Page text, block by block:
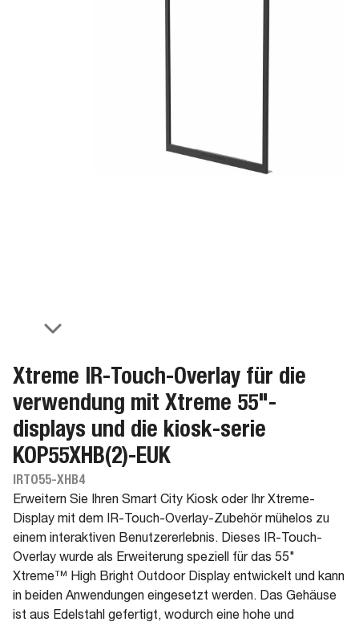
Xtreme IR-Touch-Overlay für die
verwendung mit Xtreme 55"-
displays und die kiosk-serie
KOP55XHB(2)-EUK
IRTO55-XHB4
Erweitern Sie Ihren Smart City Kiosk oder Ihr Xtreme-
Display mit dem IR-Touch-Overlay-Zubehör mühelos zu
einem interaktiven Benutzererlebnis. Dieses IR-Touch-
Overlay wurde als Erweiterung speziell für das 55"
Xtreme™ High Bright Outdoor Display entwickelt und kann
in beiden Anwendungen eingesetzt werden. Das Gehäuse
ist aus Edelstahl gefertigt, wodurch eine hohe und